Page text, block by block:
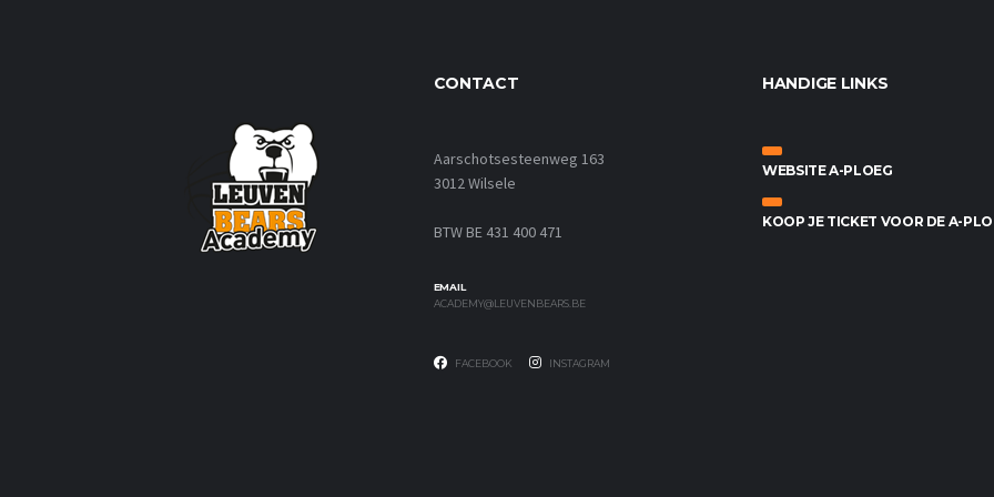
CONTACT
Aarschotsesteenweg 163
3012 Wilsele
BTW BE 431 400 471
EMAIL
ACADEMY@LEUVENBEARS.BE
FACEBOOK INSTAGRAM
HANDIGE LINKS
WEBSITE A-PLOEG
KOOP JE TICKET VOOR DE A-